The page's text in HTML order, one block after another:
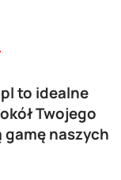
do ostatniej
to idealne
Twojego
gamę naszych